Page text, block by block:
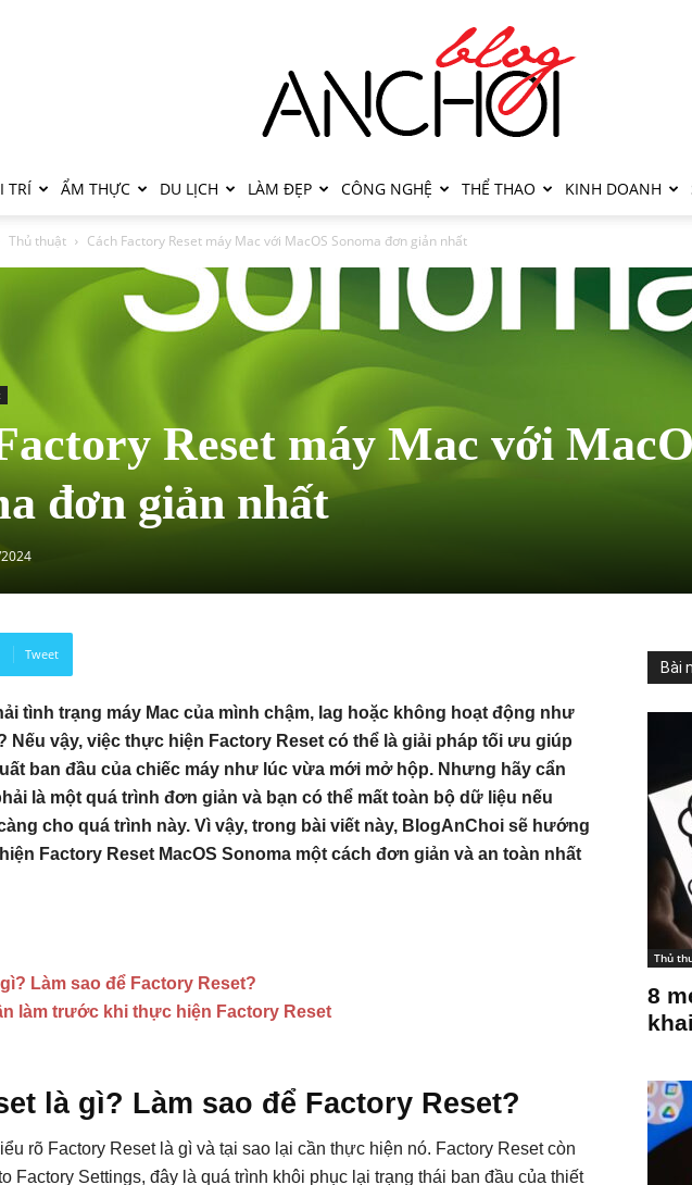
TRÍ ẨM THỰC DU LỊCH LÀM ĐẸP CÔNG NGHỆ THỂ THAO KINH DOANH
Thủ thuật Cách Factory Reset máy Mac với MacOS Sonoma đơn giản nhất
Reset máy Mac với
đơn giản nhất
Tweet
tình trạng máy Mac của mình chậm, lag hoặc không hoạt động như
Nếu vậy, việc thực hiện Factory Reset có thể là giải pháp tối ưu giúp
ban đầu của chiếc máy như lúc vừa mới mở hộp. Nhưng hãy cẩn
là một quá trình đơn giản và bạn có thể mất toàn bộ dữ liệu nếu
cho quá trình này. Vì vậy, trong bài viết này, BlogAnChoi sẽ hướng
Factory Reset MacOS Sonoma một cách đơn giản và an toàn nhất
Làm sao để Factory Reset?
làm trước khi thực hiện Factory Reset
là gì? Làm sao để Factory Reset?
rõ Factory Reset là gì và tại sao lại cần thực hiện nó. Factory Reset còn
Factory Settings, đây là quá trình khôi phục lại trạng thái ban đầu của thiết
Bài
Thủ
8